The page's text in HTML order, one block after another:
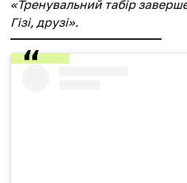
«Тренувальний табір
Гізі, друзі».